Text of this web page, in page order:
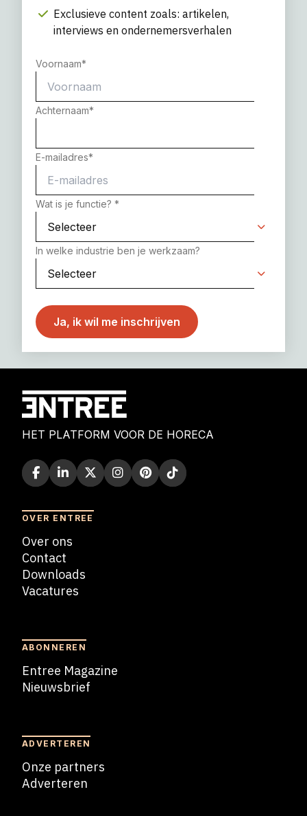
Exclusieve content zoals: artikelen,
interviews en ondernemersverhalen
Voornaam*
Achternaam*
E-mailadres*
Wat is je functie? *
In welke industrie ben je werkzaam?
HET PLATFORM VOOR DE HORECA
OVER ENTREE
Over ons
Contact
Downloads
Vacatures
ABONNEREN
Entree Magazine
Nieuwsbrief
ADVERTEREN
Onze partners
Adverteren